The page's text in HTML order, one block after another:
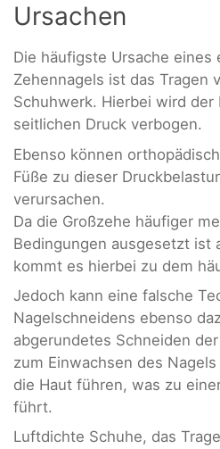
Ursachen
Die häufigste Ursache eines
Zehennagels ist das Tragen
Schuhwerk. Hierbei wird der
seitlichen Druck verbogen.
Ebenso können
Füße zu dieser
verursachen.
Da die Großzehe häufiger
Bedingungen ausgesetzt ist
kommt es hierbei zu dem
Jedoch kann eine falsche
Nagelschneidens ebenso
abgerundetes Schneiden
zum Einwachsen des
die Haut führen, was zu
führt.
Luftdichte Schuhe, das